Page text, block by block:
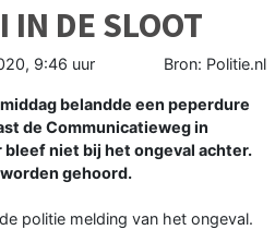
IN DE SLOOT
9:46 uur Bron: Politie.nl
belandde een peperdure
de Communicatieweg in
niet bij het ongeval achter.
gehoord.
politie melding van het ongeval.